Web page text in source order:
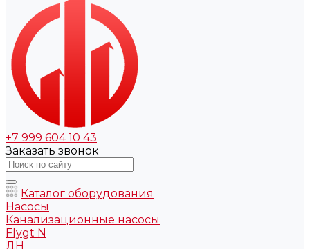
+7 999 604 10 43
Заказать звонок
Каталог оборудования
Насосы
Канализационные насосы
Flygt N
ДН